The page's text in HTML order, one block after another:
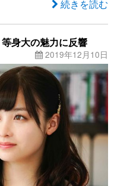
続きを読む
身大の魅力に反響
2019年12月10日